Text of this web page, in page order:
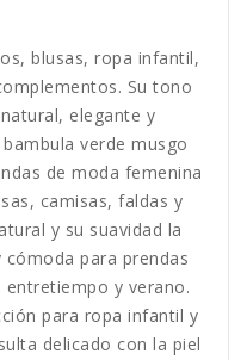
blusas, ropa infantil,
Su tono
elegante y
verde musgo
de moda femenina
camisas, faldas y
y su suavidad la
para prendas
y verano.
para ropa infantil y
delicado con la piel